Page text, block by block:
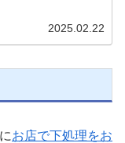
2025.02.22
お店で下処理をお